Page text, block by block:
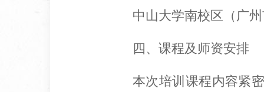
中山大学南校区（广
四、课程及师资安排
本次培训课程内容紧